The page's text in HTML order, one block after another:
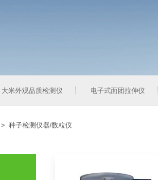
大米外观品质检测仪 电子式面团拉伸仪
> 种子检测仪器/数粒仪